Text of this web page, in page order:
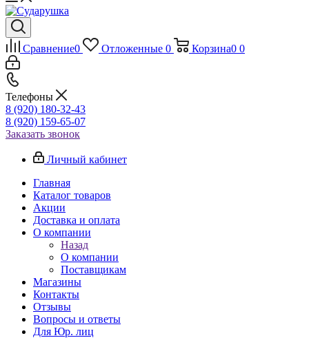
Сравнение0 Отложенные 0 Корзина0 0
Телефоны
8 (920) 180-32-43
8 (920) 159-65-07
Заказать звонок
Личный кабинет
Главная
Каталог товаров
Акции
Доставка и оплата
О компании
Назад
О компании
Поставщикам
Магазины
Контакты
Отзывы
Вопросы и ответы
Для Юр. лиц